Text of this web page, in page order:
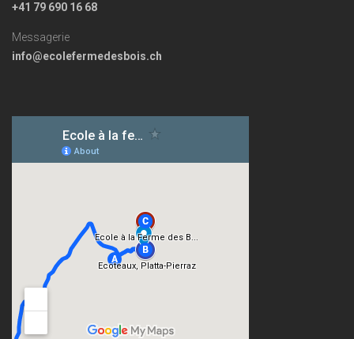
+41 79 690 16 68
Messagerie
info@ecolefermedesbois.ch